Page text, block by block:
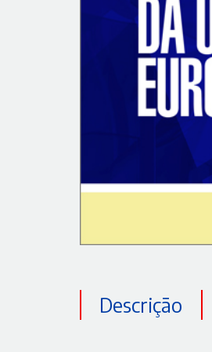
Descrição